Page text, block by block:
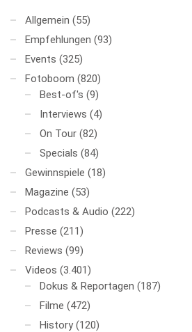
Allgemein (55)
Empfehlungen (93)
Events (325)
Fotoboom (820)
Best-of's (9)
Interviews (4)
On Tour (82)
Specials (84)
Gewinnspiele (18)
Magazine (53)
Podcasts & Audio (222)
Presse (211)
Reviews (99)
Videos (3.401)
Dokus & Reportagen (187)
Filme (472)
History (120)